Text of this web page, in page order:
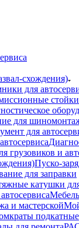
схождения)
для
стойки
для
для
грузовиков и
Пуско-
для заправки
катушки
и мастерской
подкатные